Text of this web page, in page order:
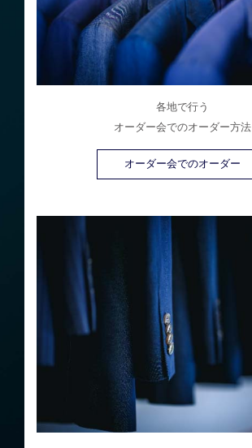
各地で行う
オーダー会でのオーダー方法
オーダー会でのオーダー